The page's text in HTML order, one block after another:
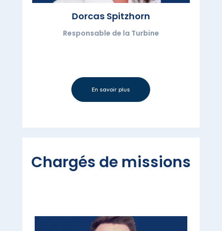
Dorcas Spitzhorn
Responsable de la Turbine
En savoir plus
Chargés de missions